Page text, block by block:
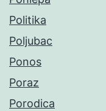
Politika
Poljubac
Ponos
Poraz
Porodica